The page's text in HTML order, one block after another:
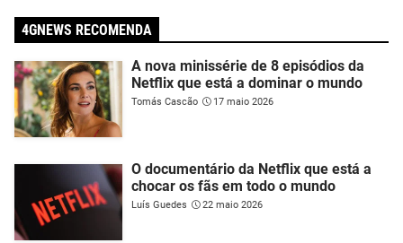
4GNEWS RECOMENDA
A nova minissérie de 8 episódios da
Netflix que está a dominar o mundo
Tomás Cascão 17 maio 2026
O documentário da Netflix que está a
chocar os fãs em todo o mundo
Luís Guedes 22 maio 2026